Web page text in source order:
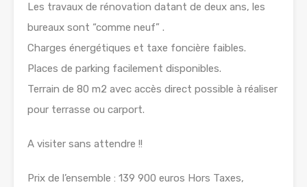
Les travaux de rénovation datant de deux ans, les
bureaux sont “comme neuf” .
Charges énergétiques et taxe foncière faibles.
Places de parking facilement disponibles.
Terrain de 80 m2 avec accès direct possible à réaliser
pour terrasse ou carport.
A visiter sans attendre !!
Prix de l’ensemble : 139 900 euros Hors Taxes,